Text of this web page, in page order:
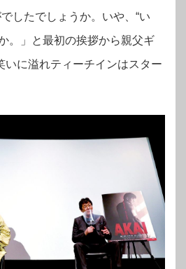
したでしょうか。いや、“い
。」と最初の挨拶から親父ギ
いに溢れティーチインはスター